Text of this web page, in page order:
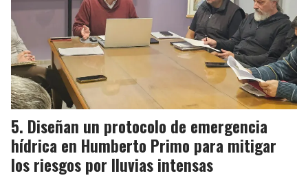
Diseñan un protocolo de emergencia
hídrica en Humberto Primo para mitigar
los riesgos por lluvias intensas